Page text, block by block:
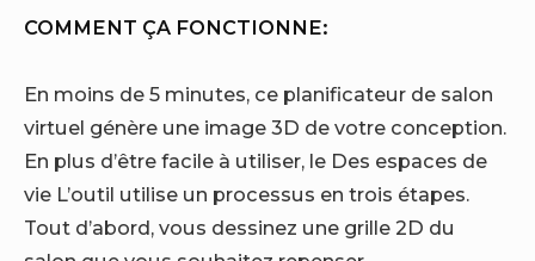
COMMENT ÇA FONCTIONNE:
En moins de 5 minutes, ce planificateur de salon
virtuel génère une image 3D de votre conception.
En plus d’être facile à utiliser, le Des espaces de
vie L’outil utilise un processus en trois étapes.
Tout d’abord, vous dessinez une grille 2D du